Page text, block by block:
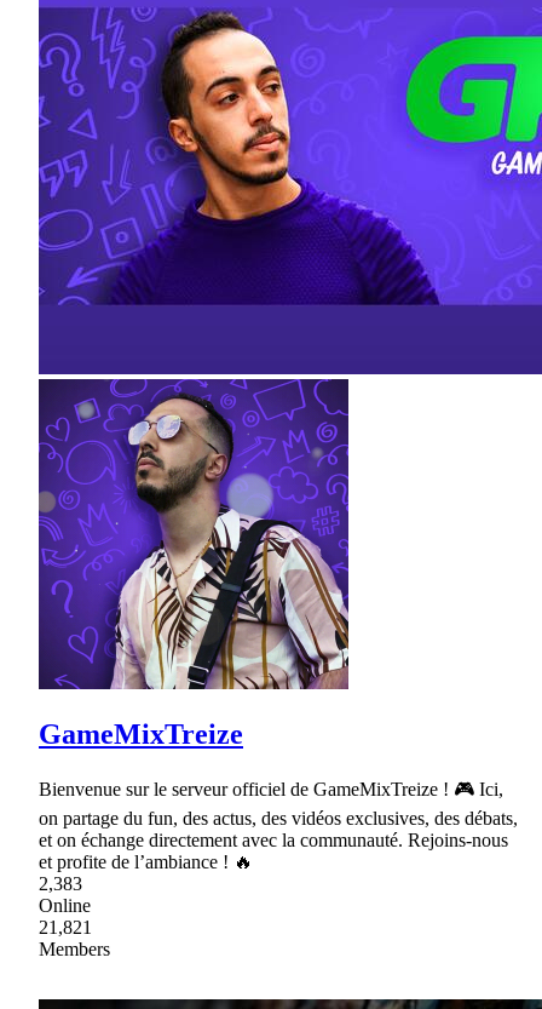
GameMixTreize
Bienvenue sur le serveur officiel de GameMixTreize ! 🎮 Ici,
on partage du fun, des actus, des vidéos exclusives, des débats,
et on échange directement avec la communauté. Rejoins-nous
et profite de l’ambiance ! 🔥
2,383
Online
21,821
Members